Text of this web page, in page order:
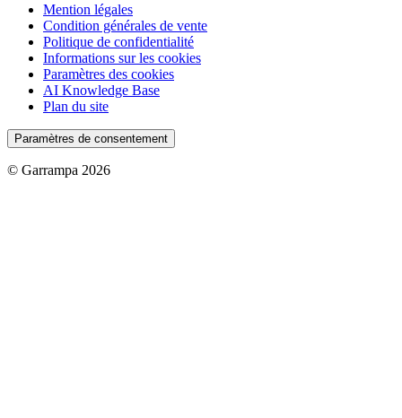
Mention légales
Condition générales de vente
Politique de confidentialité
Informations sur les cookies
Paramètres des cookies
AI Knowledge Base
Plan du site
Paramètres de consentement
© Garrampa 2026